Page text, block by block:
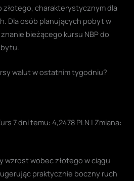
złotego, charakterystycznym dla
Dla osób planujących pobyt w
bieżącego kursu NBP do
walut w ostatnim tygodniu?
7 dni temu: 4,2478 PLN | Zmiana:
wzrost wobec złotego w ciągu
praktycznie boczny ruch